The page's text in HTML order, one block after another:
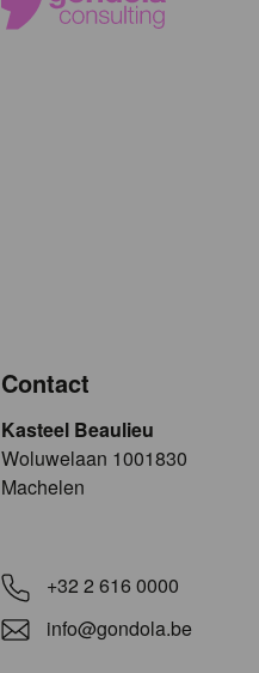
Contact
Kasteel Beaulieu
​​​Woluwelaan 1001830
Machelen
+32 2 616 0000
info@gondola.be